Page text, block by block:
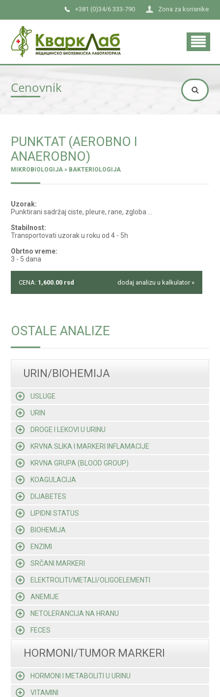
Zona za korisnike
+381 (0)34/6 333-790
Cenovnik
PUNKTAT (AEROBNO I
ANAEROBNO)
MIKROBIOLOGIJA » BAKTERIOLOGIJA
Uzorak:
Punktirani sadržaj ciste, pleure, rane, zgloba ...
Stabilnost:
Transportovati uzorak u roku od 4 - 5h
Obrtno vreme:
3 - 5 dana
CENA: 1,600.00 rsd dodaj analizu u kalkulator »
OSTALE ANALIZE
URIN/BIOHEMIJA
USLUGE
URIN
DROGE I LEKOVI U URINU
KRVNA SLIKA I MARKERI INFLAMACIJE
KRVNA GRUPA (BLOOD GROUP)
KOAGULACIJA
DIJABETES
LIPIDNI STATUS
BIOHEMIJA
ENZIMI
SRČANI MARKERI
ELEKTROLITI/METALI/OLIGOELEMENTI
ANEMIJE
NETOLERANCIJA NA HRANU
FECES
HORMONI/TUMOR MARKERI
HORMONI I METABOLITI U URINU
VITAMINI